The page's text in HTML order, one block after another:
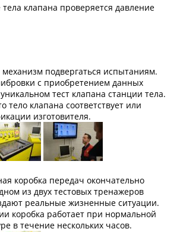
клапана проверяется давление
подвергаться испытаниям.
с приобретением данных
тест клапана станции тела.
тело клапана соответствует или
изготовителя.
коробка передач окончательно
из двух тестовых тренажеров
реальные жизненные ситуации.
коробка работает при нормальной
в течение нескольких часов.